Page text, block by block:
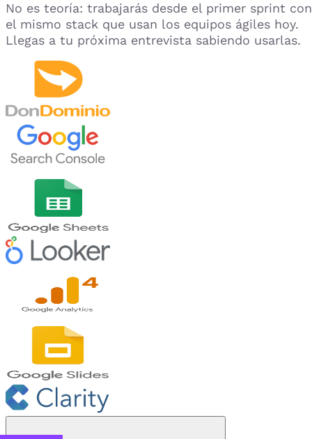
No es teoría: trabajarás desde el primer sprint con
el mismo stack que usan los equipos ágiles hoy.
Llegas a tu próxima entrevista sabiendo usarlas.